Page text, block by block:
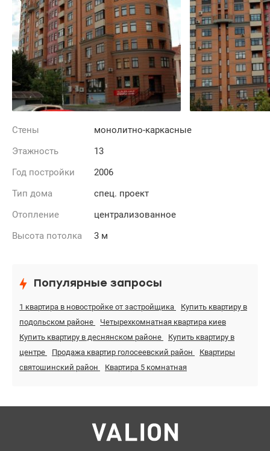
Стены
монолитно-каркасные
Этажность
13
Год постройки
2006
Тип дома
спец. проект
Отопление
централизованное
Высота потолка
3 м
Популярные запросы
1 квартира в новостройке от застройщика
Купить квартиру в
подольском районе
Четырехкомнатная квартира киев
Купить квартиру в деснянском районе
Купить квартиру в
центре
Продажа квартир голосеевский район
Квартиры
святошинский район
Квартира 5 комнатная